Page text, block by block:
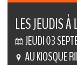
LES JEUDIS
JEUDI 03
AU KIOSQUE